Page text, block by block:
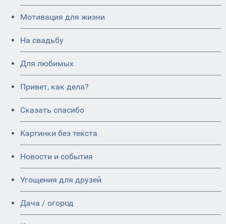
Мотивация для жизни
На свадьбу
Для любимых
Привет, как дела?
Сказать спасибо
Картинки без текста
Новости и события
Угощения для друзей
Дача / огород